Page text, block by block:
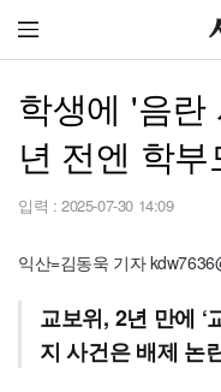
학생에 '음란
년 전엔 학
입력 : 2025-07-30 14:09
익산=김동욱 기자
교보위, 2년 만에
지 사건은 배제 논